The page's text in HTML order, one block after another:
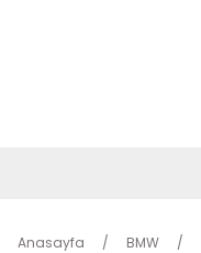
Anasayfa BMW